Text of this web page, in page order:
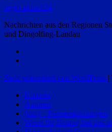
regio-aktuell24
Nachrichten aus den Regionen
und Dingolfing-Landau
Stolz präsentiert von WordPress |
Kontakt
Autoren
(pm) – Pressemitteilungen
Wenn Ihr Beitrag bei uns